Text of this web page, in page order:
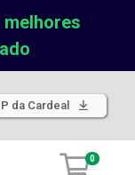
da Cardeal
0